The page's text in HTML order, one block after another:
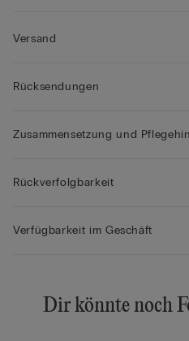
Versand
Rücksendungen
Zusammensetzung und
Rückverfolgbarkeit
Verfügbarkeit im Geschäft
Dir könnte noch